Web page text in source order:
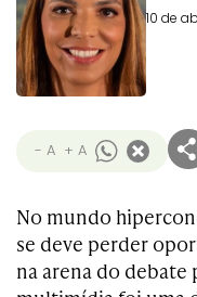
10 de
- A + A
No mundo
se deve perder
na arena do